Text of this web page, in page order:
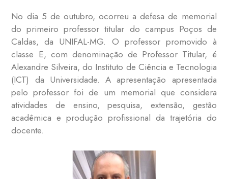
No dia 5 de outubro, ocorreu a defesa de memorial
do primeiro professor titular do campus Poços de
Caldas, da UNIFAL-MG. O professor promovido à
classe E, com denominação de Professor Titular, é
Alexandre Silveira, do Instituto de Ciência e Tecnologia
(ICT) da Universidade. A apresentação apresentada
pelo professor foi de um memorial que considera
atividades de ensino, pesquisa, extensão, gestão
acadêmica e produção profissional da trajetória do
docente.